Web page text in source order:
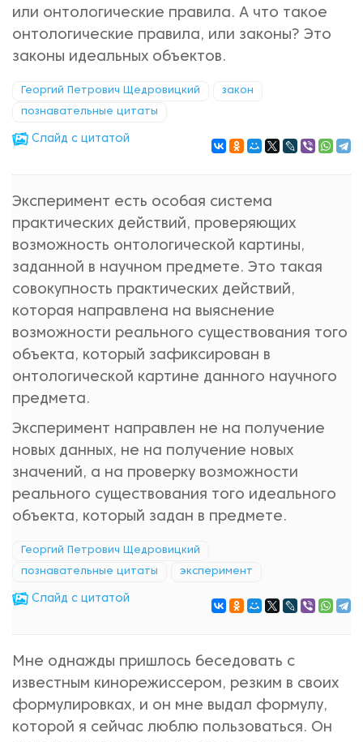
или онтологические правила. А что такое
онтологические правила, или законы? Это
законы идеальных объектов.
Георгий Петрович Щедровицкий закон
познавательные цитаты
Cлайд с цитатой
Эксперимент есть особая система
практических действий, проверяющих
возможность онтологической картины,
заданной в научном предмете. Это такая
совокупность практических действий,
которая направлена на выяснение
возможности реального существования того
объекта, который зафиксирован в
онтологической картине данного научного
предмета.
Эксперимент направлен не на получение
новых данных, не на получение новых
значений, а на проверку возможности
реального существования того идеального
объекта, который задан в предмете.
Георгий Петрович Щедровицкий
познавательные цитаты эксперимент
Cлайд с цитатой
Мне однажды пришлось беседовать с
известным кинорежиссером, резким в своих
формулировках, и он мне выдал формулу,
которой я сейчас люблю пользоваться. Он